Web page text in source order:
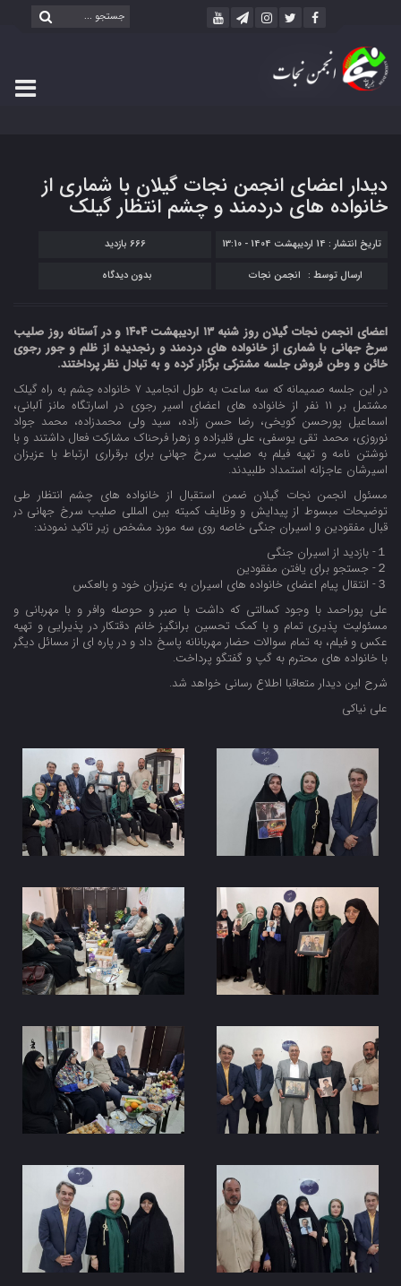
دیدار اعضای انجمن نجات گیلان با شماری از
خانواده های دردمند و چشم انتظار گیلک
تاریخ انتشار : 14 اردیبهشت 1404 - 13:10 666 بازدید
ارسال توسط : انجمن نجات بدون دیدگاه
اعضای انجمن نجات گیلان روز شنبه ۱۳ اردیبهشت ۱۴۰۴ و در آستانه روز صلیب
سرخ جهانی با شماری از خانواده های دردمند و رنجدیده از ظلم و جور رجوی
خائن و وطن فروش جلسه مشترکی برگزار کرده و به تبادل نظر پرداختند.
در این جلسه صمیمانه که سه ساعت به طول انجامید ۷ خانواده چشم به راه گیلک
مشتمل بر ۱۱ نفر از خانواده های اعضای اسیر رجوی در اسارتگاه مانز آلبانی،
اسماعیل پورحسن کویخی، رضا حسن زاده، سید ولی محمدزاده، محمد جواد
نوروزی، محمد تقی یوسفی، علی قلیزاده و زهرا فرحناک مشارکت فعال داشتند و با
نوشتن نامه و تهیه فیلم به صلیب سرخ جهانی برای برقراری ارتباط با عزیزان
اسیرشان عاجزانه استمداد طلبیدند.
مسئول انجمن نجات گیلان ضمن استقبال از خانواده های چشم انتظار طی
توضیحات مبسوط از پیدایش و وظایف کمیته بین المللی صلیب سرخ جهانی در
قبال مفقودین و اسیران جنگی خاصه روی سه مورد مشخص زیر تاکید نمودند:
１- بازدید از اسیران جنگی
２- جستجو برای یافتن مفقودین
３- انتقال پیام اعضای خانواده های اسیران به عزیزان خود و بالعکس
علی پوراحمد با وجود کسالتی که داشت با صبر و حوصله وافر و با مهربانی و
مسئولیت پذیری تمام و با کمک تحسین برانگیز خانم دقتکار در پذیرایی و تهیه
عکس و فیلم، به تمام سوالات حضار مهربانانه پاسخ داد و در پاره ای از مسائل دیگر
با خانواده های محترم به گپ و گفتگو پرداخت.
شرح این دیدار متعاقبا اطلاع رسانی خواهد شد.
علی نیاکی